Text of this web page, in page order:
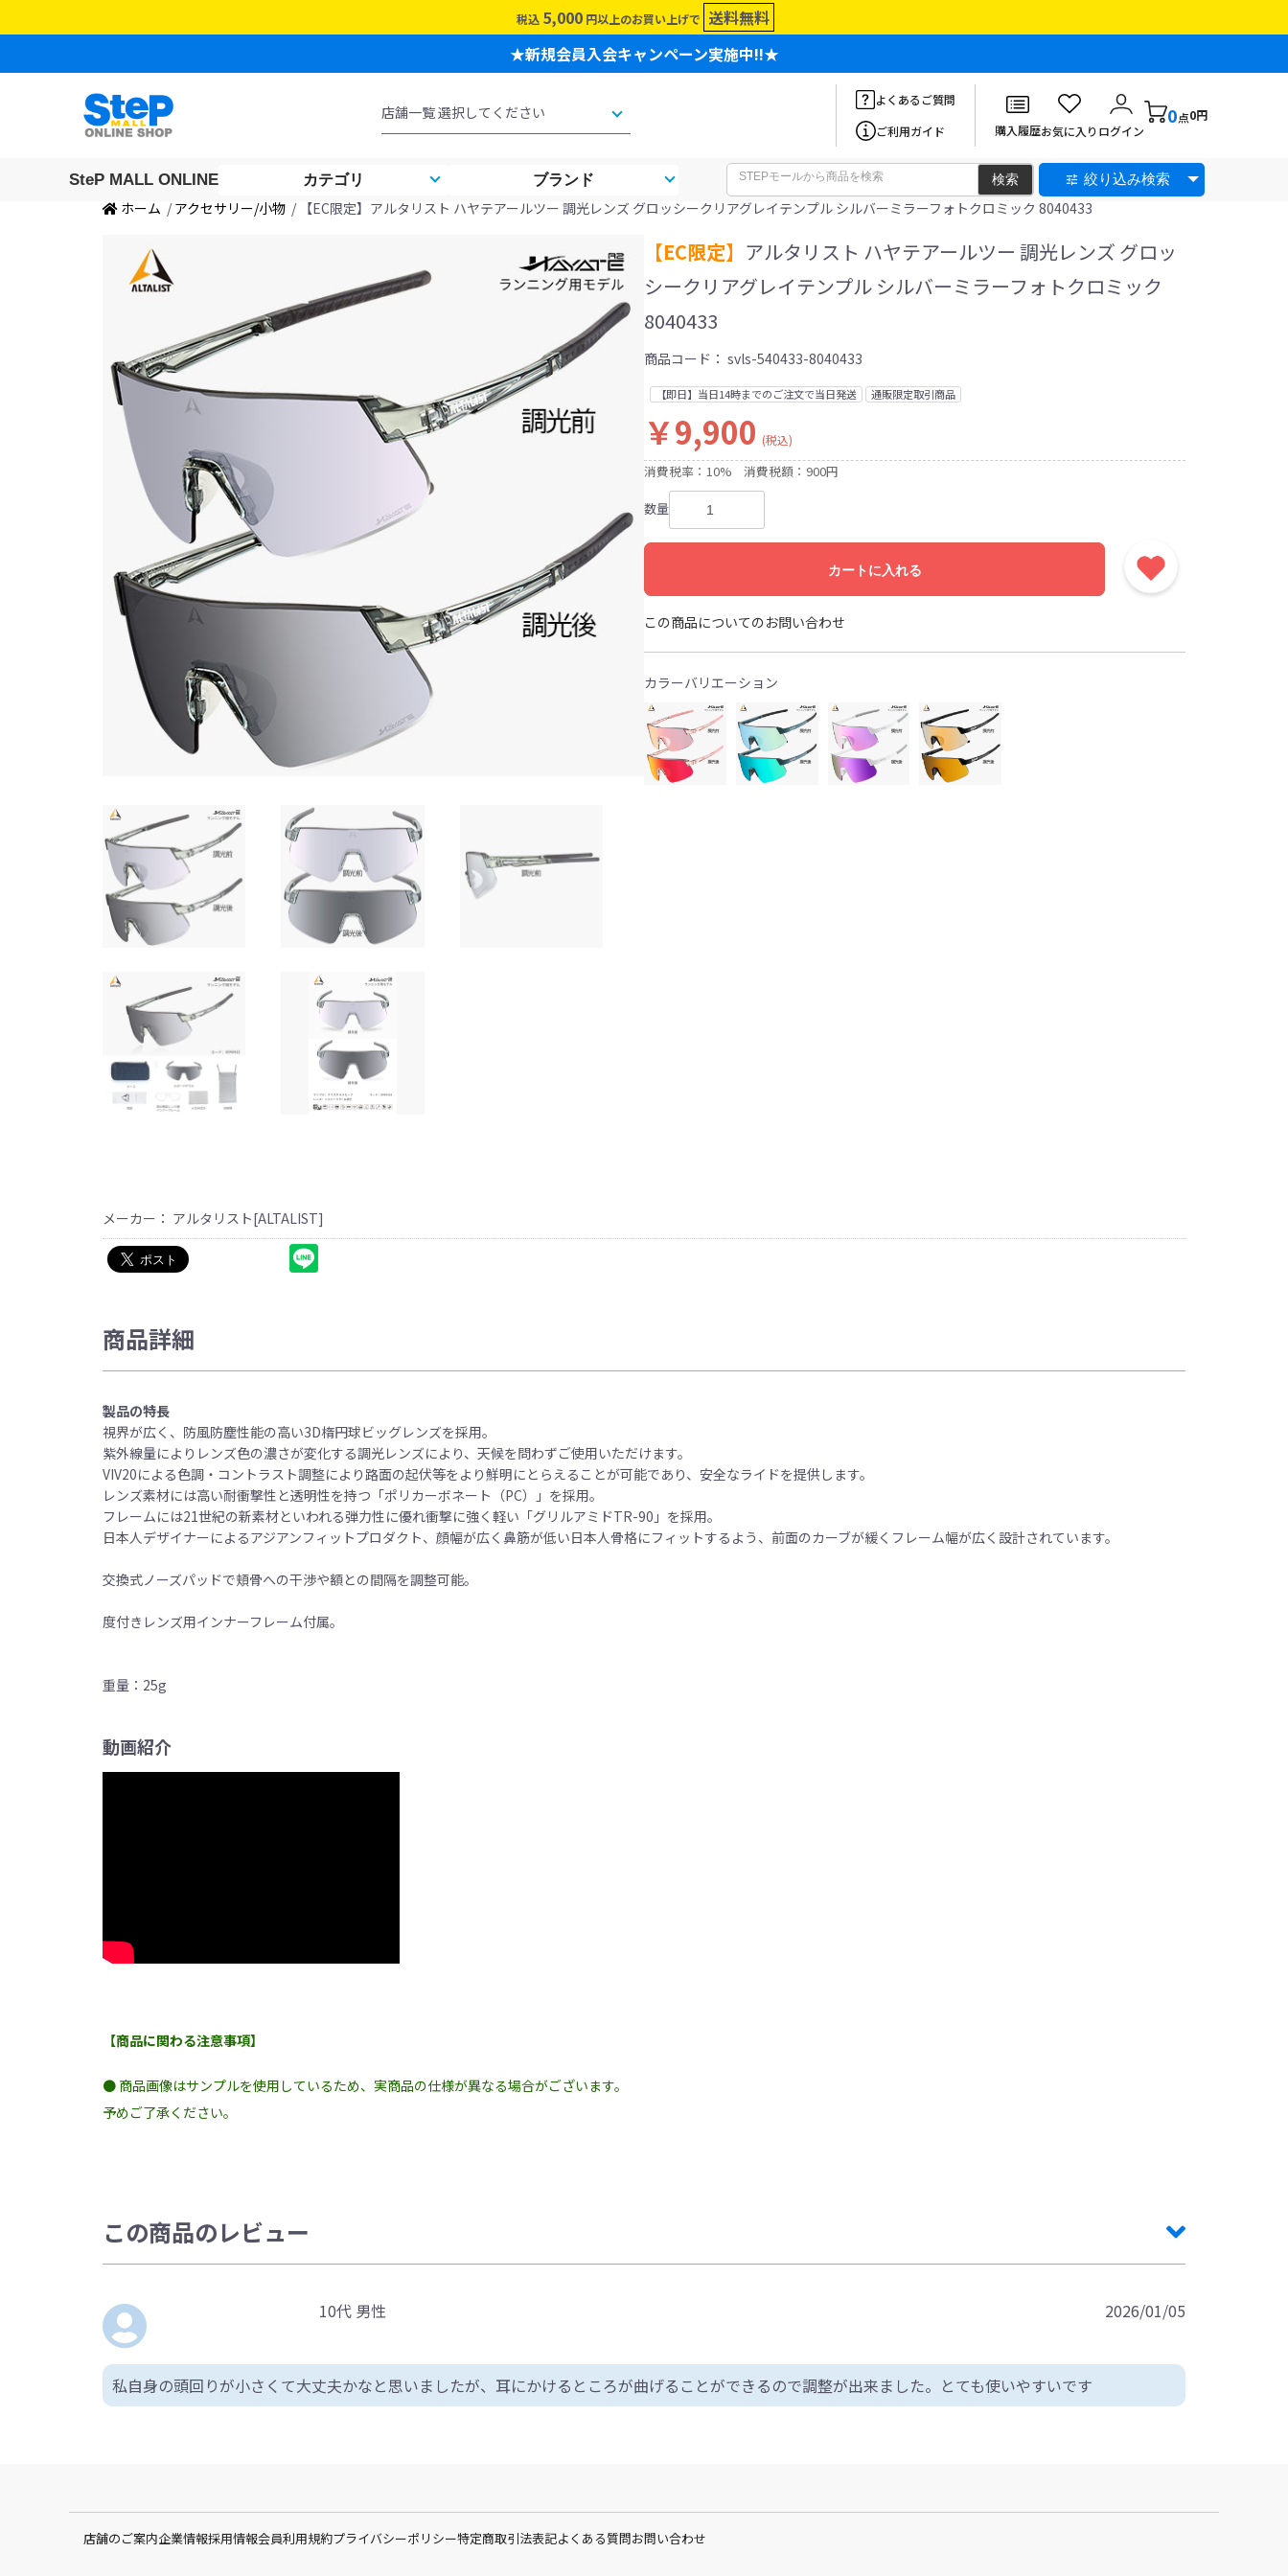
税込 5,000 円以上のお買い上げで 送料無料
★新規会員入会キャンペーン実施中!!★
よくあるご質問
ご利用ガイド
購入履歴お気に入りログイン
0点0円
SteP MALL ONLINE カテゴリ ブランド 絞り込み検索
ホーム / アクセサリー/小物 / 【EC限定】アルタリスト ハヤテアールツー 調光レンズ グロッシークリアグレイテンプル シルバーミラーフォトクロミック 8040433
【EC限定】 アルタリスト ハヤテアールツー 調光レンズ グロッ
シークリアグレイテンプル シルバーミラーフォトクロミック
8040433
商品コード： svls-540433-8040433
【即日】当日14時までのご注文で当日発送 通販限定取引商品
￥9,900 (税込)
消費税率：10% 消費税額：900円
数量
カートに入れる
この商品についてのお問い合わせ
カラーバリエーション
メーカー： アルタリスト[ALTALIST]
商品詳細
製品の特長
視界が広く、防風防塵性能の高い3D楕円球ビッグレンズを採用。
紫外線量によりレンズ色の濃さが変化する調光レンズにより、天候を問わずご使用いただけます。
VIV20による色調・コントラスト調整により路面の起伏等をより鮮明にとらえることが可能であり、安全なライドを提供します。
レンズ素材には高い耐衝撃性と透明性を持つ「ポリカーボネート（PC）」を採用。
フレームには21世紀の新素材といわれる弾力性に優れ衝撃に強く軽い「グリルアミドTR-90」を採用。
日本人デザイナーによるアジアンフィットプロダクト、顔幅が広く鼻筋が低い日本人骨格にフィットするよう、前面のカーブが緩くフレーム幅が広く設計されています。
交換式ノーズパッドで頬骨への干渉や額との間隔を調整可能。
度付きレンズ用インナーフレーム付属。
重量：25g
動画紹介
【商品に関わる注意事項】
● 商品画像はサンプルを使用しているため、実商品の仕様が異なる場合がございます。
予めご了承ください。
この商品のレビュー
10代 男性 2026/01/05
私自身の頭回りが小さくて大丈夫かなと思いましたが、耳にかけるところが曲げることができるので調整が出来ました。とても使いやすいです
店舗のご案内企業情報採用情報会員利用規約プライバシーポリシー特定商取引法表記よくある質問お問い合わせ